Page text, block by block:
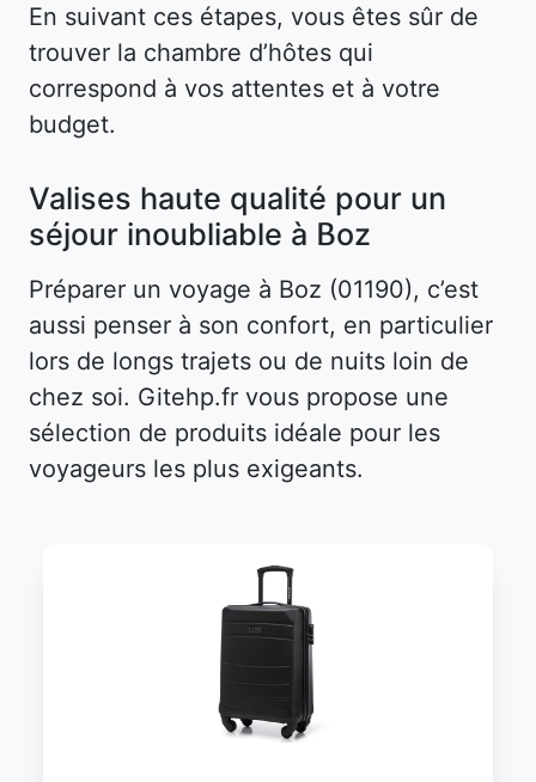
En suivant ces étapes, vous êtes sûr de
trouver la chambre d’hôtes qui
correspond à vos attentes et à votre
budget.
Valises haute qualité pour un
séjour inoubliable à Boz
Préparer un voyage à Boz (01190), c’est
aussi penser à son confort, en particulier
lors de longs trajets ou de nuits loin de
chez soi. Gitehp.fr vous propose une
sélection de produits idéale pour les
voyageurs les plus exigeants.